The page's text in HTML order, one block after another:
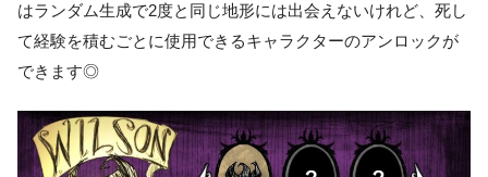
はランダム生成で2度と同じ地形には出会えないけれど、死し
て経験を積むごとに使用できるキャラクターのアンロックが
できます◎